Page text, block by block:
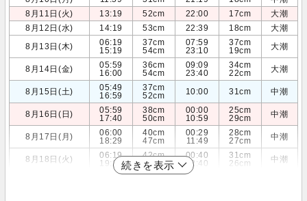
8月11日(火)
13:19 52cm 22:00 17cm
大潮
8月12日(水)
14:19 53cm 22:39 18cm
大潮
8月13日(木)
06:19
15:19
37cm
54cm
07:59
23:10
37cm
19cm
大潮
8月14日(金)
05:59
16:00
36cm
54cm
09:09
23:40
34cm
22cm
大潮
8月15日(土)
05:49
16:59
37cm
52cm
10:00 31cm 中潮
8月16日(日)
05:59
17:40
38cm
50cm
00:00
10:59
25cm
29cm
中潮
8月17日(月)
06:00
18:29
40cm
47cm
00:29
11:49
28cm
27cm
中潮
8月18日(火)
06:19
19:20
42cm
43cm
00:40
12:40
31cm
26cm
中潮
続きを表示